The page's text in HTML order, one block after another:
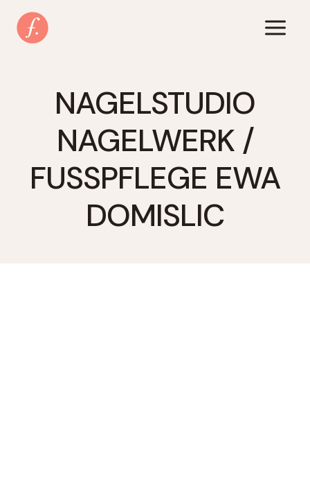
Inhalt
springen
NAGELSTUDIO
NAGELWERK /
FUSSPFLEGE EWA D
OMISLIC